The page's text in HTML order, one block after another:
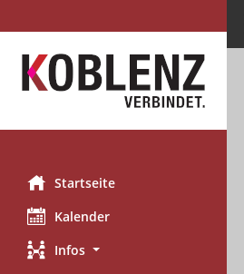
Startseite
Kalender
Infos